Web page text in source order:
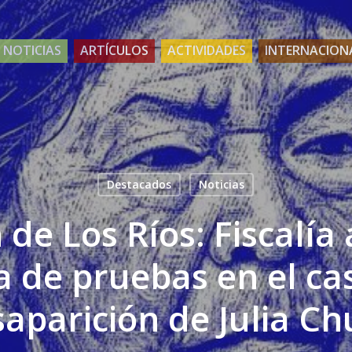
NOTICIAS ARTÍCULOS ACTIVIDADES
Destacados Noticias
de Los Ríos:
de pruebas en el
de Julia